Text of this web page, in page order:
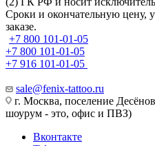
Сроки и окончательную цену,
заказе.
+7 800 101-01-05
+7 800 101-01-05
+7 916 101-01-05
sale@fenix-tattoo.ru
г. Москва, поселение
шоурум - это, офис и ПВЗ)
Вконтакте